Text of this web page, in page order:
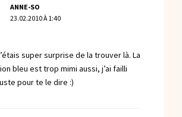
ANNE-SO
23.02.2010 À 1:40
super surprise de la trouver là. La
bleu est trop mimi aussi, j’ai failli
pour te le dire :)